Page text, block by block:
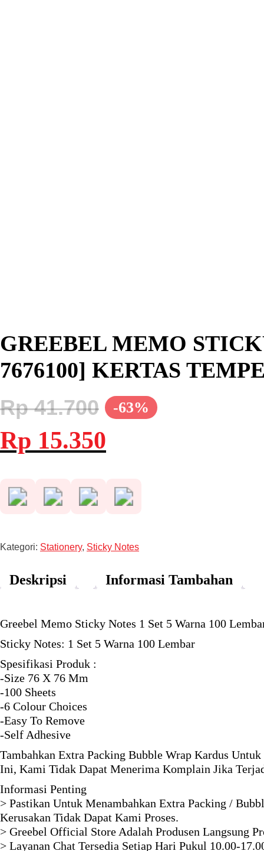
GREEBEL MEMO
7676100] KERTAS
-63%
Rp41.700
Harga
aslinya
adalah:
Rp 15.350ini
Kategori: Stationery, Sticky Notes
Deskripsi Informasi Tambahan
Greebel Memo Sticky Notes 1 Set 5 Warna 100
Sticky Notes: 1 Set 5 Warna 100 Lembar
Spesifikasi Produk :
-Size 76 X 76 Mm
-100 Sheets
-6 Colour Choices
-Easy To Remove
-Self Adhesive
Tambahkan Extra Packing Bubble Wrap Kardus
Ini, Kami Tidak Dapat Menerima Komplain Jika
Informasi Penting
> Pastikan Untuk Menambahkan Extra Packing /
Kerusakan Tidak Dapat Kami Proses.
> Greebel Official Store Adalah Produsen Langsung
> Layanan Chat Tersedia Setiap Hari Pukul 10.00-